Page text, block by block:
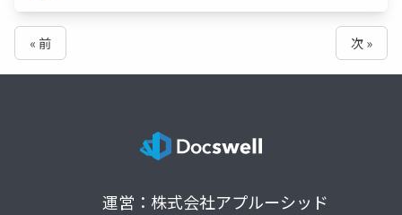
« 前 次 »
運営：株式会社アプルーシッド